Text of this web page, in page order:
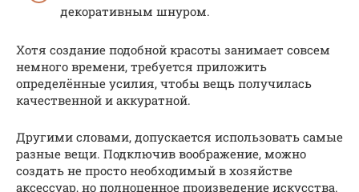
декоративным шнуром.
Хотя создание подобной красоты занимает совсем
немного времени, требуется приложить
определённые усилия, чтобы вещь получилась
качественной и аккуратной.
Другими словами, допускается использовать самые
разные вещи. Подключив воображение, можно
создать не просто необходимый в хозяйстве
аксессуар, но полноценное произведение искусства.